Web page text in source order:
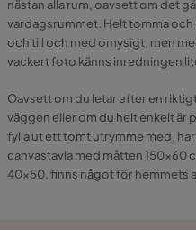
nästan alla rum, oavsett om det
vardagsrummet. Helt tomma och
och till och med omysigt, men
vackert foto känns inredningen
Oavsett om du letar efter en
väggen eller om du helt enkelt är
fylla ut ett tomt utrymme med,
canvastavla med måtten 150x60
40x50, finns något för hemmets